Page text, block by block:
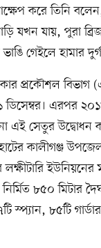
করে তিনি বলেন,
যখন যায়, পুরা
গেইলে হামার
প্রকৌশল বিভাগ
এরপর ২০১৮
এই সেতুর উদ্বোধন
কালীগঞ্জ
নির্মিত ৮৫০ মিটার
স্প্যান, ৮৫টি